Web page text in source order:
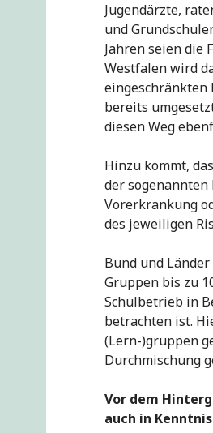
Jugendärzte,
und
Jahren seien die
Westfalen wird
eingeschränkten
bereits
diesen Weg
Hinzu kommt,
der
Vorerkrankung
des jeweiligen
Bund und
Gruppen bis zu
Schulbetrieb in
betrachten ist.
(Lern-)gruppen
Durchmischung
Vor dem
auch in